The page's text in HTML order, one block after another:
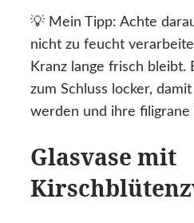
💡 Mein Tipp: Achte
nicht zu feucht
Kranz lange frisch bleibt.
zum Schluss locker,
werden und ihre
Glasvase mit